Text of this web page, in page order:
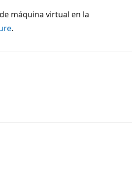
máquina virtual en la
.